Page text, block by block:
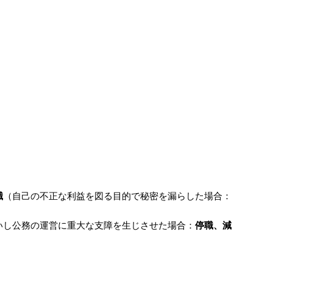
（自己の不正な利益を図る目的で秘密を漏らした場合：
公務の運営に重大な支障を生じさせた場合： 停職、減